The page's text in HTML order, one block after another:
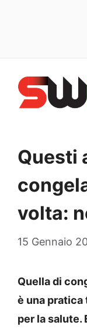
contenuto
Questi
volta:
15 Gennaio
Quella di
è una
per la salute.